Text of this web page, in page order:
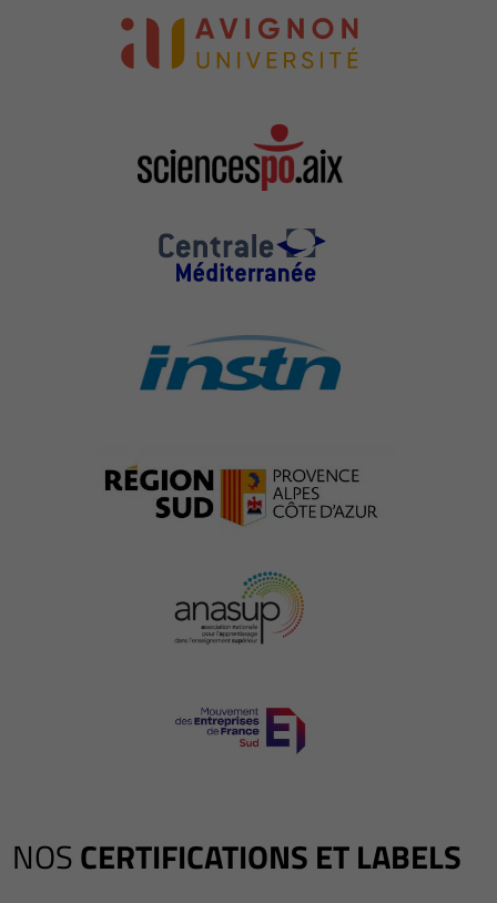
NOSCERTIFICATIONS ET LABELS